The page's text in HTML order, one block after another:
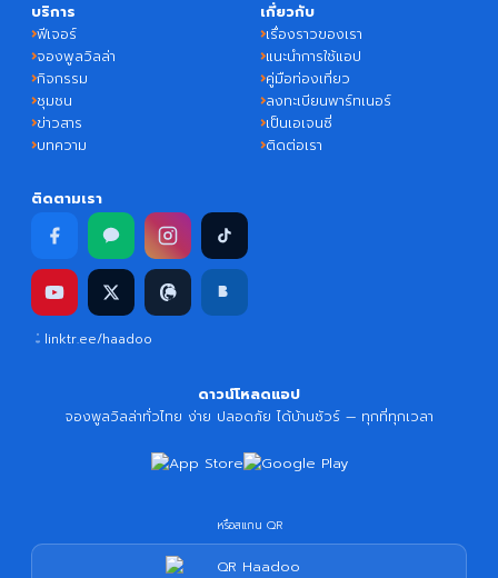
บริการ
ฟีเจอร์
จองพูลวิลล่า
กิจกรรม
ชุมชน
ข่าวสาร
บทความ
เกี่ยวกับ
เรื่องราวของเรา
แนะนำการใช้แอป
คู่มือท่องเที่ยว
ลงทะเบียนพาร์ทเนอร์
เป็นเอเจนซี่
ติดต่อเรา
ติดตามเรา
linktr.ee/haadoo
ดาวน์โหลดแอป
จองพูลวิลล่าทั่วไทย ง่าย ปลอดภัย ได้บ้านชัวร์ — ทุกที่ทุกเวลา
หรือสแกน QR